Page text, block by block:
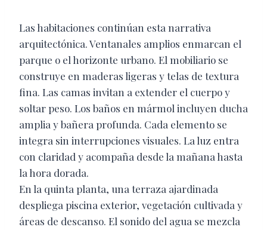
Las habitaciones continúan esta narrativa
arquitectónica. Ventanales amplios enmarcan el
parque o el horizonte urbano. El mobiliario se
construye en maderas ligeras y telas de textura
fina. Las camas invitan a extender el cuerpo y
soltar peso. Los baños en mármol incluyen ducha
amplia y bañera profunda. Cada elemento se
integra sin interrupciones visuales. La luz entra
con claridad y acompaña desde la mañana hasta
la hora dorada.
En la quinta planta, una terraza ajardinada
despliega piscina exterior, vegetación cultivada y
áreas de descanso. El sonido del agua se mezcla